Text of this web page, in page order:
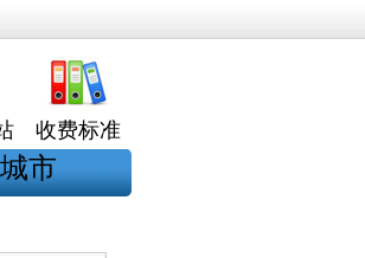
收费标准
市